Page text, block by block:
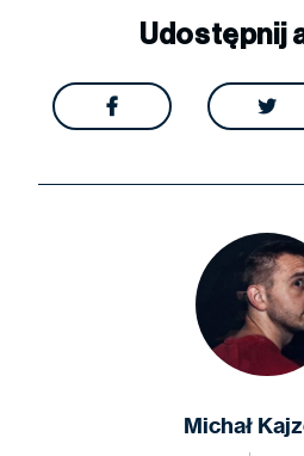
Udostępnij
 
Michał